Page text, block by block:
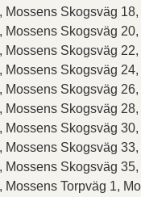
Mossens Skogsväg
Mossens Skogsväg
Mossens Skogsväg
Mossens Skogsväg
Mossens Skogsväg
Mossens Skogsväg
Mossens Skogsväg
Mossens Skogsväg
Mossens Skogsväg
Mossens Torpväg 1,